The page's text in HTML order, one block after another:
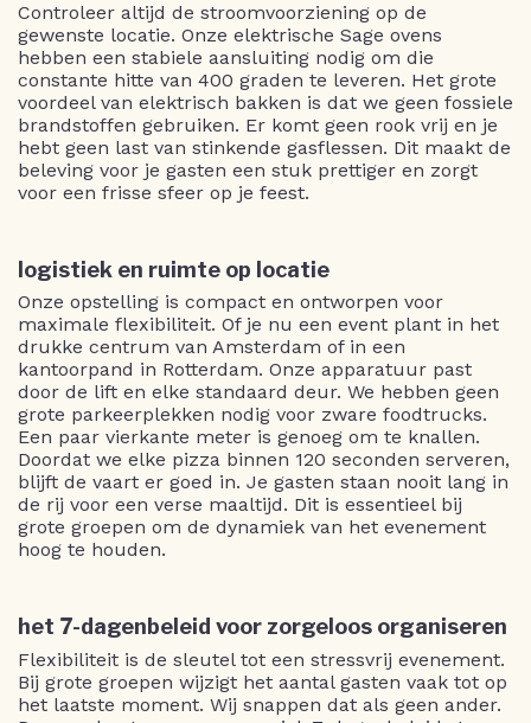
Controleer altijd de stroomvoorziening op de
gewenste locatie. Onze elektrische Sage ovens
hebben een stabiele aansluiting nodig om die
constante hitte van 400 graden te leveren. Het grote
voordeel van elektrisch bakken is dat we geen fossiele
brandstoffen gebruiken. Er komt geen rook vrij en je
hebt geen last van stinkende gasflessen. Dit maakt de
beleving voor je gasten een stuk prettiger en zorgt
voor een frisse sfeer op je feest.
logistiek en ruimte op locatie
Onze opstelling is compact en ontworpen voor
maximale flexibiliteit. Of je nu een event plant in het
drukke centrum van Amsterdam of in een
kantoorpand in Rotterdam. Onze apparatuur past
door de lift en elke standaard deur. We hebben geen
grote parkeerplekken nodig voor zware foodtrucks.
Een paar vierkante meter is genoeg om te knallen.
Doordat we elke pizza binnen 120 seconden serveren,
blijft de vaart er goed in. Je gasten staan nooit lang in
de rij voor een verse maaltijd. Dit is essentieel bij
grote groepen om de dynamiek van het evenement
hoog te houden.
het 7-dagenbeleid voor zorgeloos organiseren
Flexibiliteit is de sleutel tot een stressvrij evenement.
Bij grote groepen wijzigt het aantal gasten vaak tot op
het laatste moment. Wij snappen dat als geen ander.